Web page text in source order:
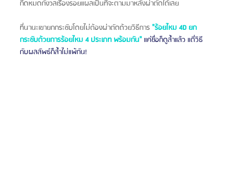
กีดหมดกังวลเรื่องรอยแผลเป็นที่จะตามมาหลังผ่าตัดได้เลย
ที่นานะเขายกกระชับโดยไม่ต้องผ่าตัดด้วยวิธีการ"ร้อยไหม 4D ยก
กระชับด้วยการร้อยไหม 4 ประเภท พร้อมกัน" แค่ชื่อก็ดูล้ำแล้ว แตี่วิธี
กับผลลัพธ์ก็ล้ำไม่แพ้กัน!